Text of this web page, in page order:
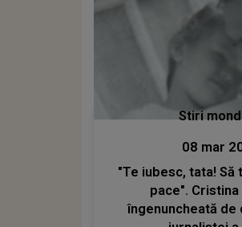
Stiri
08 mar
"Te iubesc, tata! Să
pace". Cristina
îngenuncheată de